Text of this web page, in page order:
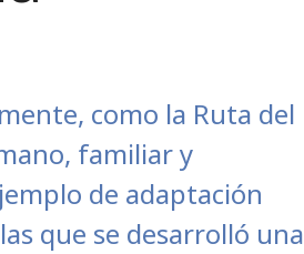
como la Ruta del
familiar y
de adaptación
que se desarrolló una